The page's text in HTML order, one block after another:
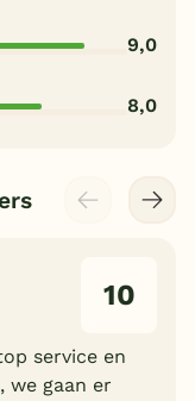
9,0
8,0
10
service en
we gaan er